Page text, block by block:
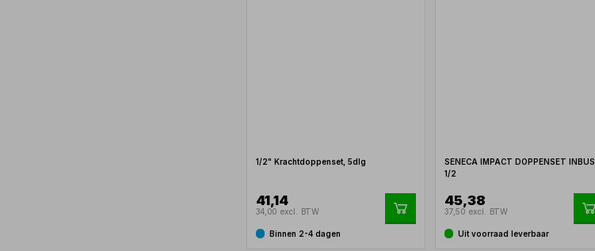
1/2" Krachtdoppenset, 5dlg
41,14
34,00 excl. BTW
Binnen 2-4 dagen
SENECA IMPACT DOPPENSET INBUS
1/2
45,38
37,50 excl. BTW
Uit voorraad leverbaar